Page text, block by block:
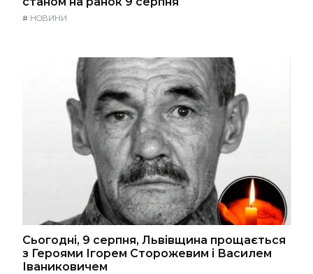
# НОВИНИ
Сьогодні, 9 серпня, Львівщина прощається
з Героями Ігорем Сторожевим і Василем
Іваниковичем